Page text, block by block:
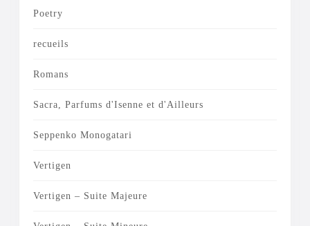
Poetry
recueils
Romans
Sacra, Parfums d'Isenne et d'Ailleurs
Seppenko Monogatari
Vertigen
Vertigen – Suite Majeure